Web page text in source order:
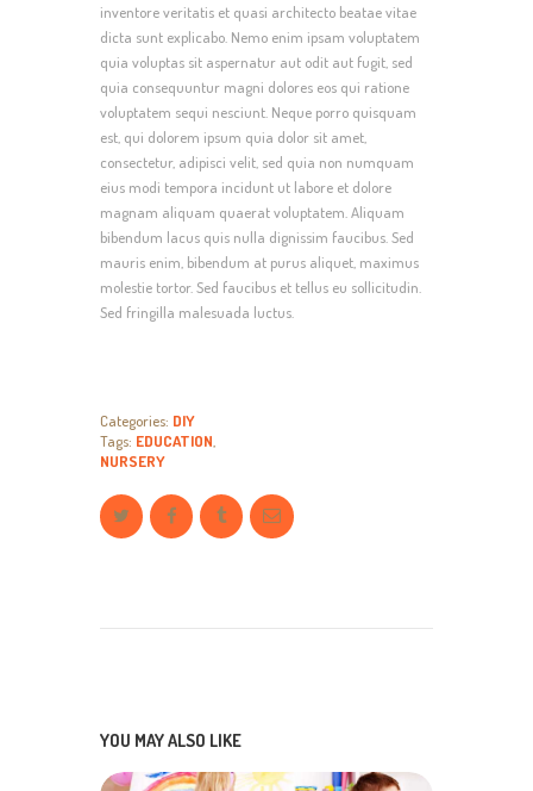
inventore veritatis et quasi architecto beatae vitae
dicta sunt explicabo. Nemo enim ipsam voluptatem
quia voluptas sit aspernatur aut odit aut fugit, sed
quia consequuntur magni dolores eos qui ratione
voluptatem sequi nesciunt. Neque porro quisquam
est, qui dolorem ipsum quia dolor sit amet,
consectetur, adipisci velit, sed quia non numquam
eius modi tempora incidunt ut labore et dolore
magnam aliquam quaerat voluptatem. Aliquam
bibendum lacus quis nulla dignissim faucibus. Sed
mauris enim, bibendum at purus aliquet, maximus
molestie tortor. Sed faucibus et tellus eu sollicitudin.
Sed fringilla malesuada luctus.
Categories: DIY
Tags: EDUCATION,
NURSERY
YOU MAY ALSO LIKE